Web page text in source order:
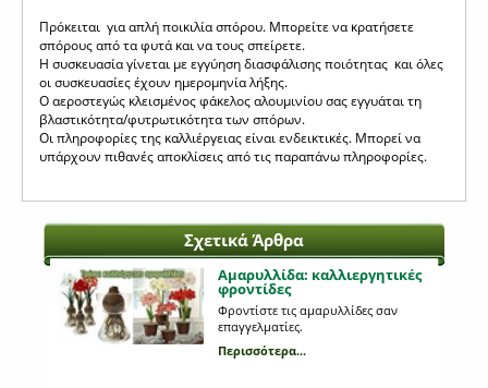
Πρόκειται για απλή ποικιλία σπόρου. Μπορείτε να κρατήσετε
σπόρους από τα φυτά και να τους σπείρετε.
Η συσκευασία γίνεται με εγγύηση διασφάλισης ποιότητας και όλες
οι συσκευασίες έχουν ημερομηνία λήξης.
Ο αεροστεγώς κλεισμένος φάκελος αλουμινίου σας εγγυάται τη
βλαστικότητα/φυτρωτικότητα των σπόρων.
Οι πληροφορίες της καλλιέργειας είναι ενδεικτικές. Μπορεί να
υπάρχουν πιθανές αποκλίσεις από τις παραπάνω πληροφορίες.
Σχετικά Άρθρα
Αμαρυλλίδα: καλλιεργητικές
φροντίδες
Φροντίστε τις αμαρυλλίδες σαν
επαγγελματίες.
Περισσότερα...